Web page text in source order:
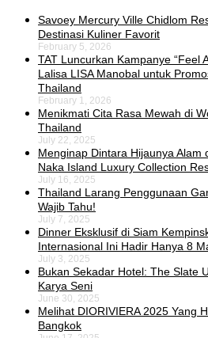
Savoey Mercury Ville Chidlom
Destinasi Kuliner Favorit
February 5, 2026
TAT Luncurkan Kampanye “Feel
Lalisa LISA Manobal untuk
Thailand
February 1, 2026
Menikmati Cita Rasa Mewah di
Thailand
July 22, 2025
Menginap Dintara Hijaunya Alam
Naka Island Luxury Collection
July 16, 2025
Thailand Larang Penggunaan
Wajib Tahu!
July 7, 2025
Dinner Eksklusif di Siam
Internasional Ini Hadir Hanya 8
July 3, 2025
Bukan Sekadar Hotel: The Slate
Karya Seni
June 30, 2025
Melihat DIORIVIERA 2025 Yang
Bangkok